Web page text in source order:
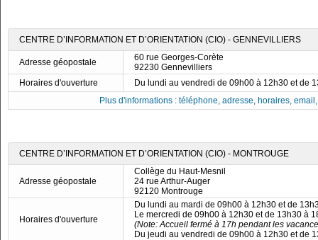
CENTRE D’INFORMATION ET D’ORIENTATION (CIO) - GENNEVILLIERS
Adresse géopostale
60 rue Georges-Corète
92230 Gennevilliers
Horaires d'ouverture
Du lundi au vendredi de 09h00 à 12h30 et de
Plus d'informations : téléphone, adresse, horaires,
CENTRE D’INFORMATION ET D’ORIENTATION (CIO) - MONTROUGE
Adresse géopostale
Collège du Haut-Mesnil
24 rue Arthur-Auger
92120 Montrouge
Horaires d'ouverture
Du lundi au mardi de 09h00 à 12h30 et de
Le mercredi de 09h00 à 12h30 et de 13h30 à
(Note: Accueil fermé à 17h pendant les
Du jeudi au vendredi de 09h00 à 12h30 et de